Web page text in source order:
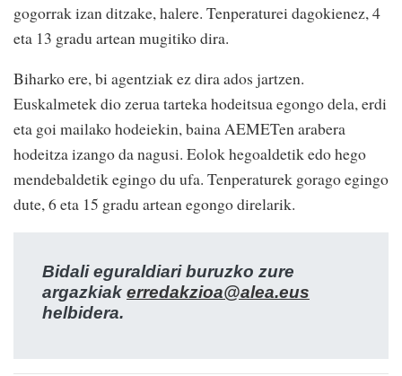
gogorrak izan ditzake, halere. Tenperaturei dagokienez, 4
eta 13 gradu artean mugitiko dira.
Biharko ere, bi agentziak ez dira ados jartzen.
Euskalmetek dio zerua tarteka hodeitsua egongo dela, erdi
eta goi mailako hodeiekin, baina AEMETen arabera
hodeitza izango da nagusi. Eolok hegoaldetik edo hego
mendebaldetik egingo du ufa. Tenperaturek gorago egingo
dute, 6 eta 15 gradu artean egongo direlarik.
Bidali eguraldiari buruzko zure
argazkiak erredakzioa@alea.eus
helbidera.